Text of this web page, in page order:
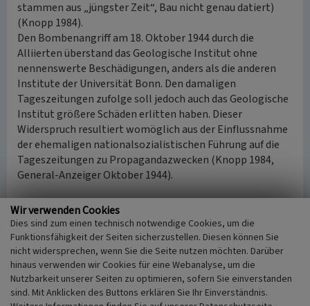
stammen aus „jüngster Zeit“, Bau nicht genau datiert)
(Knopp 1984).
Den Bombenangriff am 18. Oktober 1944 durch die
Alliierten überstand das Geologische Institut ohne
nennenswerte Beschädigungen, anders als die anderen
Institute der Universität Bonn. Den damaligen
Tageszeitungen zufolge soll jedoch auch das Geologische
Institut größere Schäden erlitten haben. Dieser
Widerspruch resultiert womöglich aus der Einflussnahme
der ehemaligen nationalsozialistischen Führung auf die
Tageszeitungen zu Propagandazwecken (Knopp 1984,
General-Anzeiger Oktober 1944).
Das Geologische Institut heute
In dem Gebäude wird heute Geologie, mit dem
Schwerpunkt Exogene Prozesse und den zugehörigen
Teilbereichen Sedimentologie, Umweltgeologie und
Hydrologie unterrichtet. Die jüngste Auslagerung eines
Teilbereiches, der Geodynamik / Geophysik, fand zum 19.
Dezember 2011 in die Meckenheimer Allee 176 statt. Das
Wir verwenden Cookies
Dies sind zum einen technisch notwendige Cookies, um die
Funktionsfähigkeit der Seiten sicherzustellen. Diesen können Sie
nicht widersprechen, wenn Sie die Seite nutzen möchten. Darüber
hinaus verwenden wir Cookies für eine Webanalyse, um die
Nutzbarkeit unserer Seiten zu optimieren, sofern Sie einverstanden
sind. Mit Anklicken des Buttons erklären Sie Ihr Einverständnis.